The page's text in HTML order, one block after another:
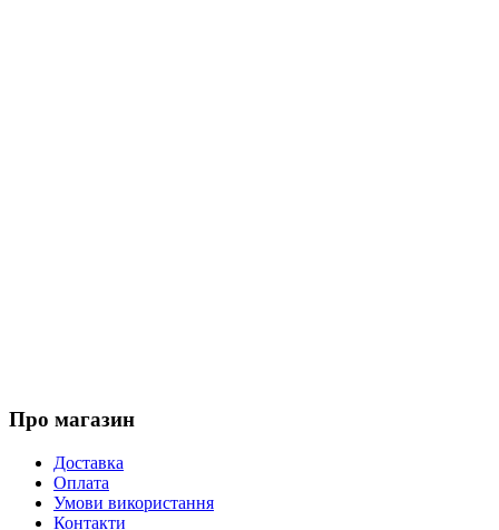
Про магазин
Доставка
Оплата
Умови використання
Контакти